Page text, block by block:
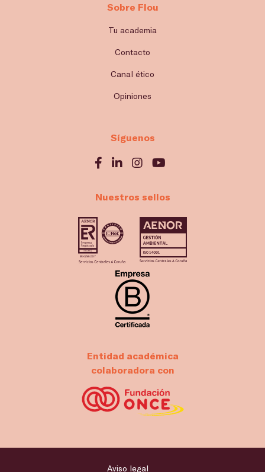
Sobre Flou
Tu academia
Contacto
Canal ético
Opiniones
Síguenos
Nuestros sellos
Entidad académica
colaboradora con
Aviso legal